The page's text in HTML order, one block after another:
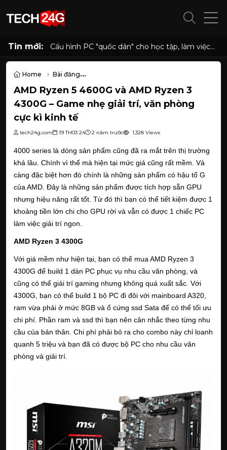
Tin mới:
Cấu hình PC "quốc dân" cho học tập, làm việc
và giải trí với Ryzen 5 5500 và RX 6500 XT
Home
Bài đăng
AMD Ryzen 5 4600G và AMD Ryzen 3 4300G – Game nhẹ giải
AMD Ryzen 5 4600G và AMD Ryzen 3
4300G – Game nhẹ giải trí, văn phòng
cực kì kinh tế
tech24g.com 19 TH03 24 2 năm trước 1,328 Views
4000 series là dòng sản phẩm cũng đã ra mắt trên thị trường
khá lâu. Chính vì thế mà hiện tại mức giá cũng rất mềm. Và
càng đặc biệt hơn đó chính là những sản phẩm có hậu tố G
của AMD. Đây là những sản phẩm được tích hợp sẵn GPU
nhưng hiệu năng rất tốt. Từ đó thì bạn có thể tiết kiệm được 1
khoảng tiền lớn chi cho GPU rời và vẫn có được 1 chiếc PC
làm việc giải trí ngon.
AMD Ryzen 3 4300G
Với giá mềm như hiện tại, bạn có thể mua AMD Ryzen 3
4300G để build 1 dàn PC phục vụ nhu cầu văn phòng, và
cũng có thể giải trí gaming nhưng không quá xuất sắc. Với
4300G, bạn có thể build 1 bộ PC đi đôi với mainboard A320,
ram vừa phải ở mức 8GB và ổ cứng ssd Sata để có thể tối ưu
chi phí. Phần ram và ssd thì bạn nên cân nhắc theo từng nhu
cầu của bản thân. Chi phí phải bỏ ra cho combo này chỉ loanh
quanh 5 triệu và bạn đã có được bộ PC cho nhu cầu văn
phòng và giải trí.